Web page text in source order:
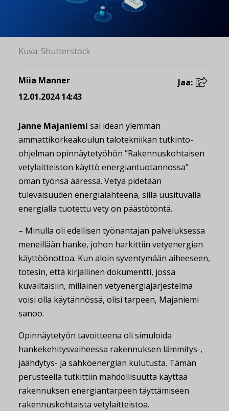
Kuva: Shutterstock
Miia Manner
12.01.2024 14:43
Jaa:
Janne Majaniemi sai idean ylemmän
ammattikorkeakoulun talotekniikan tutkinto-
ohjelman opinnäytetyöhön ”Rakennuskohtaisen
vetylaitteiston käyttö energiantuotannossa”
oman työnsä ääressä. Vetyä pidetään
tulevaisuuden energialähteenä, sillä uusituvalla
energialla tuotettu vety on päästötöntä.
– Minulla oli edellisen työnantajan palveluksessa
meneillään hanke, johon harkittiin vetyenergian
käyttöönottoa. Kun aloin syventymään aiheeseen,
totesin, että kirjallinen dokumentti, jossa
kuvailtaisiin, millainen vetyenergiajärjestelmä
voisi olla käytännössä, olisi tarpeen, Majaniemi
sanoo.
Opinnäytetyön tavoitteena oli simuloida
hankekehitysvaiheessa rakennuksen lämmitys-,
jäähdytys- ja sähköenergian kulutusta. Tämän
perusteella tutkittiin mahdollisuutta käyttää
rakennuksen energiantarpeen täyttämiseen
rakennuskohtaista vetylaitteistoa.